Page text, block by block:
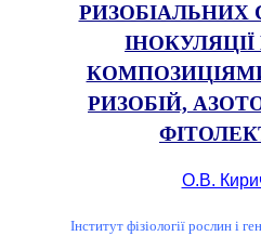
РИЗОБІАЛЬНИХ
РИЗОБІЙ,
О.В.
Інститут фізіології рослин і